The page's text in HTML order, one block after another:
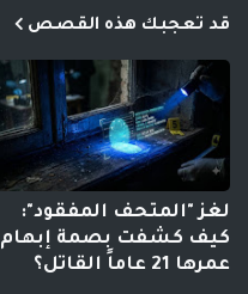
قد تعجبك هذه القصص
لغز "المتحف المفقود":
كيف كشفت بصمة إبهام
عمرها 21 عاماً القاتل؟